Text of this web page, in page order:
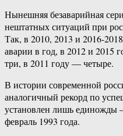
Нынешняя безаварийная
нештатных ситуаций при
Так, в 2010, 2013 и 2016-
аварии в год, в 2012 и 2015
три, в 2011 году — четыре.
В истории современной
аналогичный рекорд по
установлен лишь единожды
февраль 1993 года.